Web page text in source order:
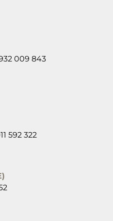
009 843
592 322